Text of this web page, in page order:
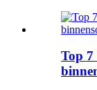
Top